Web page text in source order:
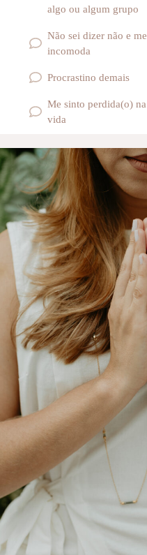
algo ou algum grupo
Não sei dizer não e me
incomoda
Procrastino demais
Me sinto perdida(o) na
vida